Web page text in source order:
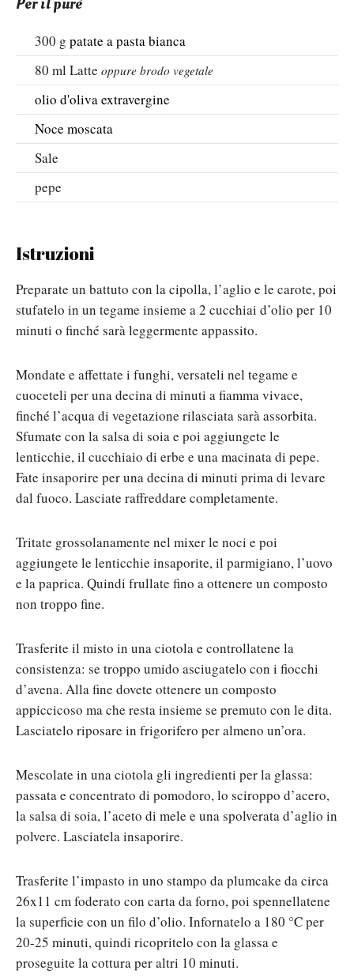
300 g patate a pasta bianca
80 ml Latte oppure brodo vegetale
olio d'oliva extravergine
Noce moscata
Sale
pepe
Istruzioni
Preparate un battuto con la cipolla, l’aglio e le carote, poi
stufatelo in un tegame insieme a 2 cucchiai d’olio per 10
minuti o finché sarà leggermente appassito.
Mondate e affettate i funghi, versateli nel tegame e
cuoceteli per una decina di minuti a fiamma vivace,
finché l’acqua di vegetazione rilasciata sarà assorbita.
Sfumate con la salsa di soia e poi aggiungete le
lenticchie, il cucchiaio di erbe e una macinata di pepe.
Fate insaporire per una decina di minuti prima di levare
dal fuoco. Lasciate raffreddare completamente.
Tritate grossolanamente nel mixer le noci e poi
aggiungete le lenticchie insaporite, il parmigiano, l’uovo
e la paprica. Quindi frullate fino a ottenere un composto
non troppo fine.
Trasferite il misto in una ciotola e controllatene la
consistenza: se troppo umido asciugatelo con i fiocchi
d’avena. Alla fine dovete ottenere un composto
appiccicoso ma che resta insieme se premuto con le dita.
Lasciatelo riposare in frigorifero per almeno un’ora.
Mescolate in una ciotola gli ingredienti per la glassa:
passata e concentrato di pomodoro, lo sciroppo d’acero,
la salsa di soia, l’aceto di mele e una spolverata d’aglio in
polvere. Lasciatela insaporire.
Trasferite l’impasto in uno stampo da plumcake da circa
26x11 cm foderato con carta da forno, poi spennellatene
la superficie con un filo d’olio. Infornatelo a 180 °C per
20-25 minuti, quindi ricopritelo con la glassa e
proseguite la cottura per altri 10 minuti.